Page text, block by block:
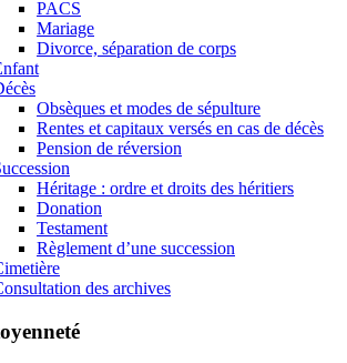
PACS
Mariage
Divorce, séparation de corps
Obsèques et modes de sépulture
Rentes et capitaux versés en cas de décès
Pension de réversion
Héritage : ordre et droits des héritiers
Donation
Testament
Règlement d’une succession
des archives